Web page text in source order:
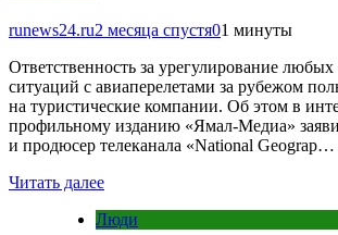
runews24.ru2 месяца спустя01 минуты
Ответственность за урегулирование
ситуаций с авиаперелетами за рубежом
на туристические компании. Об этом в
профильному изданию «Ямал-Медиа»
и продюсер телеканала «National Geograp…
Читать далее
Люди